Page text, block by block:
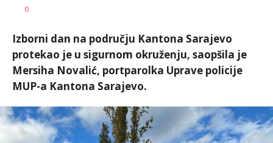
AUTOR
0
Izborni dan na području Kantona Sarajevo
protekao je u sigurnom okruženju, saopšila je
Mersiha Novalić, portparolka Uprave policije
MUP-a Kantona Sarajevo.